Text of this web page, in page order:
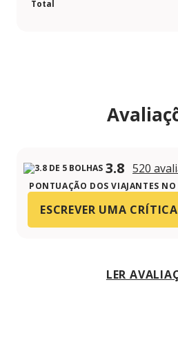
Total
3.8 520
PONTUAÇÃO DOS VIAJANTES
ESCREVER UMA CRÍTICA
LER